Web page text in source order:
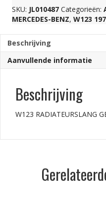
SKU: JL010487 Categorieën:
MERCEDES-BENZ, W123
Beschrijving
Aanvullende informatie
Beschrijving
W123 RADIATEURSLANG